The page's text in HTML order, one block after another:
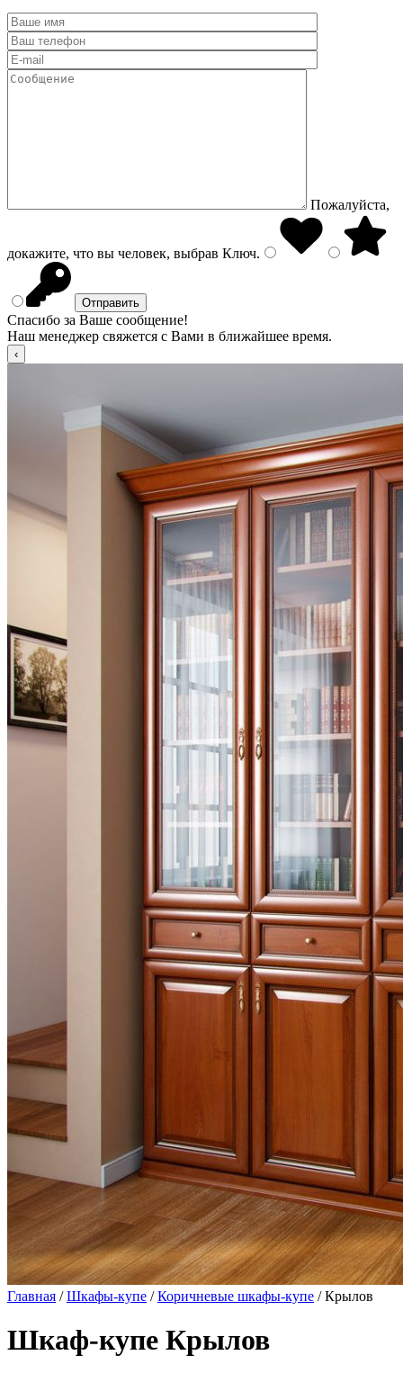
Пожалуйста,
докажите, что вы человек, выбрав Ключ.
Спасибо за Ваше сообщение!
Наш менеджер свяжется с Вами в ближайшее время.
Главная /Шкафы-купе /Коричневые шкафы-купе / Крылов
Шкаф-купе Крылов